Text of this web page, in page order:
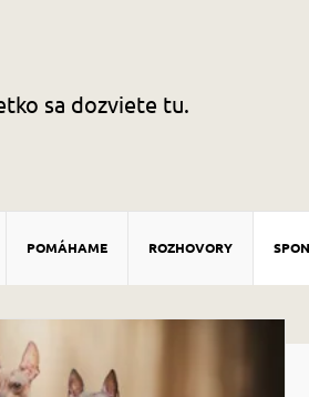
sa dozviete tu.
POMÁHAME ROZHOVORY